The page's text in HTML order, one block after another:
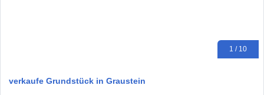
1 / 10
verkaufe Grundstück in Graustein